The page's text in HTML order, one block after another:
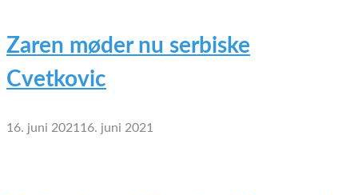
Zaren møder nu serbiske
Cvetkovic
16. juni 2021 16. juni 2021